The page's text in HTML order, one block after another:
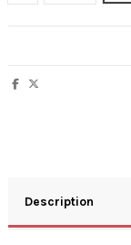
Description